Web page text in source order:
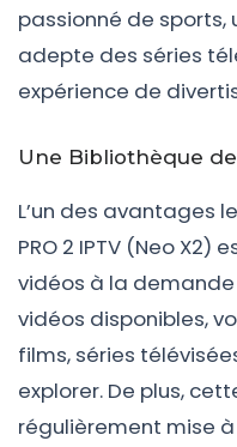
passionné de sports,
adepte des séries
expérience de
Une Bibliothèque
L’un des avantages
PRO 2 IPTV (Neo
vidéos à la demande
vidéos disponibles,
films, séries
explorer. De plus,
régulièrement mise